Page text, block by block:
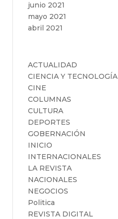
junio 2021
mayo 2021
abril 2021
ACTUALIDAD
CIENCIA Y TECNOLOGÍA
CINE
COLUMNAS
CULTURA
DEPORTES
GOBERNACIÓN
INICIO
INTERNACIONALES
LA REVISTA
NACIONALES
NEGOCIOS
Politica
REVISTA DIGITAL